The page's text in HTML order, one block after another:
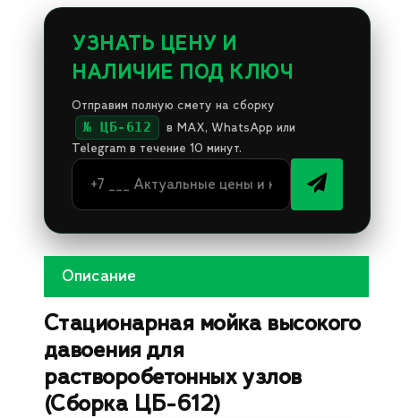
УЗНАТЬ ЦЕНУ И
НАЛИЧИЕ ПОД КЛЮЧ
Отправим полную смету на сборку
№ ЦБ-612
в MAX, WhatsApp или
Telegram в течение 10 минут.
Описание
Стационарная мойка высокого
давоения для
растворобетонных узлов
(Сборка ЦБ-612)